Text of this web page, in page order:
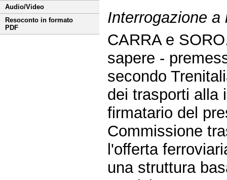
Audio/Video
Resoconto in formato
PDF
Interrogazione
CARRA e
sapere -
secondo
dei trasporti alla
firmatario del
Commissione
l'offerta
una struttura